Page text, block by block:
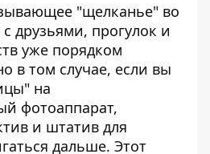
"щелканье" во
друзьями, прогулок и
уже порядком
в том случае, если вы
на
фотоаппарат,
и штатив для
дальше. Этот